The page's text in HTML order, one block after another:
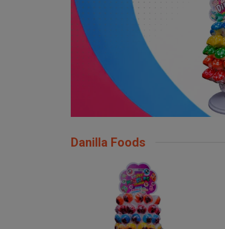
Danilla Foods